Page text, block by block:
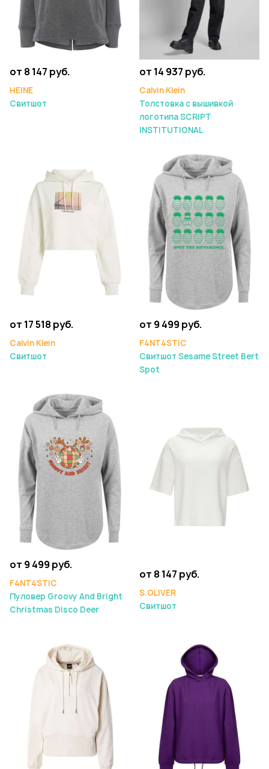
от 8 147 руб.
HEINE
Свитшот
от 14 937 руб.
Calvin Klein
Толстовка с вышивкой
логотипа SCRIPT
INSTITUTIONAL
от 17 518 руб.
Calvin Klein
Свитшот
от 9 499 руб.
F4NT4STIC
Свитшот Sesame Street Bert
Spot
от 9 499 руб.
F4NT4STIC
Пуловер Groovy And Bright
Christmas Disco Deer
от 8 147 руб.
S.OLIVER
Свитшот